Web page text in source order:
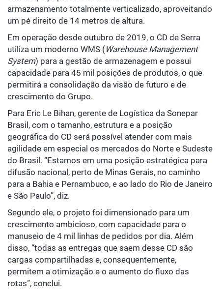
armazenamento totalmente verticalizado, aproveitando
um pé direito de 14 metros de altura.
Em operação desde outubro de 2019, o CD de Serra
utiliza um moderno WMS (Warehouse Management
System) para a gestão de armazenagem e possui
capacidade para 45 mil posições de produtos, o que
permitirá a consolidação da visão de futuro e de
crescimento do Grupo.
Para Eric Le Bihan, gerente de Logística da Sonepar
Brasil, com o tamanho, estrutura e a posição
geográfica do CD será possível atender com mais
agilidade em especial os mercados do Norte e Sudeste
do Brasil. “Estamos em uma posição estratégica para
difusão nacional, perto de Minas Gerais, no caminho
para a Bahia e Pernambuco, e ao lado do Rio de Janeiro
e São Paulo”, diz.
Segundo ele, o projeto foi dimensionado para um
crescimento ambicioso, com capacidade para o
manuseio de 4 mil linhas de pedidos por dia. Além
disso, “todas as entregas que saem desse CD são
cargas compartilhadas e, consequentemente,
permitem a otimização e o aumento do fluxo das
rotas”, conclui.